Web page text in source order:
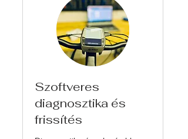
Szoftveres
diagnosztika és
frissítés